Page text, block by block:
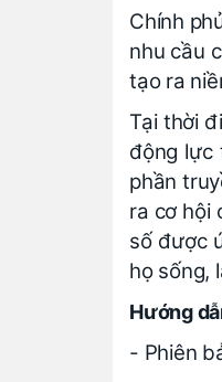
Chính
nhu cầu
tạo ra
Tại thời
động lực
phần
ra cơ hội
số được
họ sống,
Hướng
- Phiên